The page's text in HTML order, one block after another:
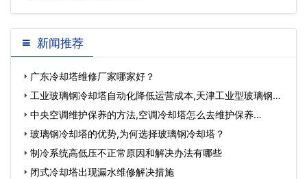
新闻推荐
广东冷却塔维修厂家哪家好？
工业玻璃钢冷却塔自动化降低运营成本,天津工业型玻璃钢冷
却塔供应…
中央空调维护保养的方法,空调冷却塔怎么去维护保养…
玻璃钢冷却塔的优势,为何选择玻璃钢冷却塔？
制冷系统高低压不正常原因和解决办法有哪些
闭式冷却塔出现漏水维修解决措施